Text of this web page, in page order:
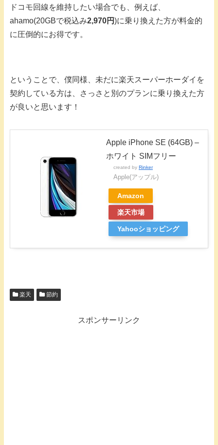
ドコモ回線を維持したい場合でも、例えば、
ahamo(20GBで税込み2,970円 )に乗り換えた方が料金的
に圧倒的にお得です。
ということで、僕同様、未だに楽天スーパーホーダイを
契約している方は、さっさと別のプランに乗り換えた方
が良いと思います！
Apple iPhone SE (64GB) –
ホワイト SIMフリー
created by Rinker
Apple(アップル)
Amazon
楽天市場
Yahooショッピング
楽天 節約
スポンサーリンク